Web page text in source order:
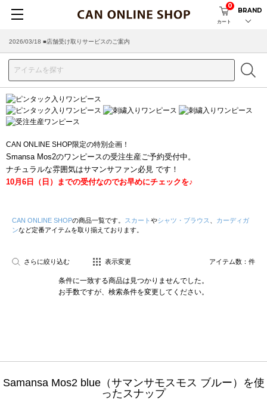
カート
0
BRAND
2026/03/18 ■店舗受け取りサービスのご案内
CAN ONLINE SHOP限定の特別企画！
Smansa Mos2のワンピースの受注生産ご予約受付中。
ナチュラルな雰囲気はサマンサファン必見 です！
10月6日（日）までの受付なのでお早めにチェックを♪
CAN ONLINE SHOPの商品一覧です。 スカート やシャツ・ブラウス
カーディガ
ンなど定番アイテムを取り揃えております。
さらに絞り込む 表示変更 アイテム数： 件
条件に一致する商品は見つかりませんでした。
お手数ですが、検索条件を変更してください。
Samansa Mos2 blue（サマンサモスモス ブルー）を使
ったスナップ